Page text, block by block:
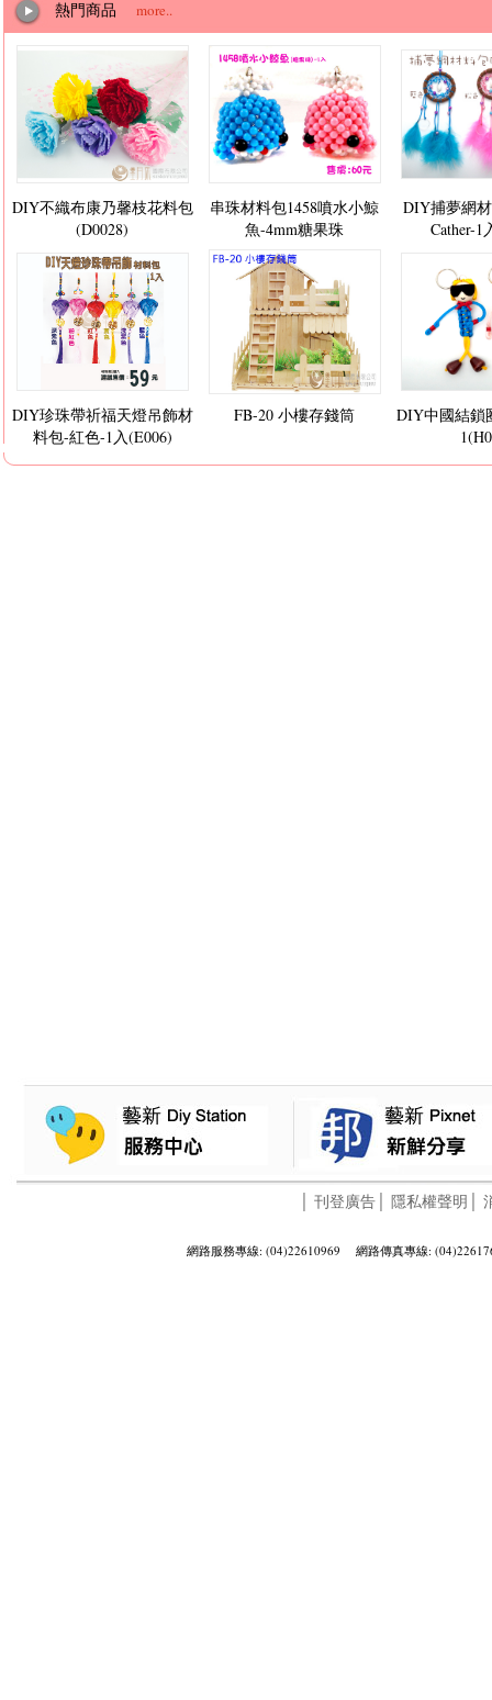
熱門商品 more..
DIY不織布康乃馨枝花料包
(D0028)
串珠材料包1458噴水小鯨
魚-4mm糖果珠
DIY捕夢網
Cather-1
DIY珍珠帶祈福天燈吊飾材
料包-紅色-1入(E006)
FB-20 小樓存錢筒
DIY中國結鎖
刊登廣告│ 隱私權聲明
網路服務專線: (04)22610969 網路傳真專線: